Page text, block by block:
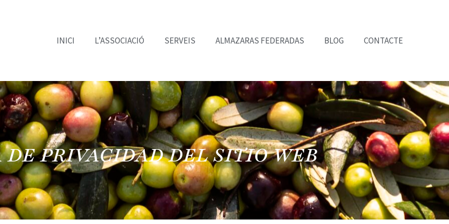
INICI L’ASSOCIACIÓ SERVEIS ALMAZARAS FEDERADAS BLOG CONTACTE
PRIVACIDAD DEL SITIO WEB